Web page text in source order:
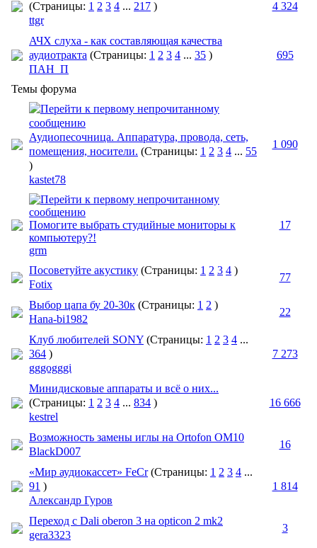
(Страницы: 1 2 3 4 ... 217 )
ttgr
4 324
АЧХ слуха - как составляющая качества
аудиотракта (Страницы: 1 2 3 4 ... 35 )
ПАН_П
695
Темы форума
Аудиопесочница. Аппаратура, провода, сеть,
помещения, носители. (Страницы: 1 2 3 4 ... 55
)
kastet78
1 090
Помогите выбрать студийные мониторы к
компьютеру?!
grm
17
Посоветуйте акустику (Страницы: 1 2 3 4 )
Fotix
77
Выбор цапа бу 20-30к (Страницы: 1 2 )
Hana-bi1982
22
Клуб любителей SONY (Страницы: 1 2 3 4 ...
364 )
gggogggi
7 273
Минидисковые аппараты и всё о них...
(Страницы: 1 2 3 4 ... 834 )
kestrel
16 666
Возможность замены иглы на Ortofon OM10
BlackD007
16
«Мир аудиокассет» FeCr (Страницы: 1 2 3 4 ...
91 )
Александр Гуров
1 814
Переход с Dali oberon 3 на opticon 2 mk2
gera3323
3